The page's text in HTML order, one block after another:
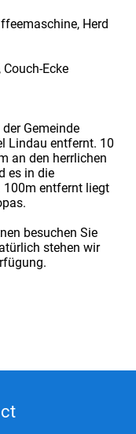
Herd
Ecke
Gemeinde
Lindau entfernt. 10
an den herrlichen
es in die
100m entfernt liegt
besuchen Sie
stehen wir